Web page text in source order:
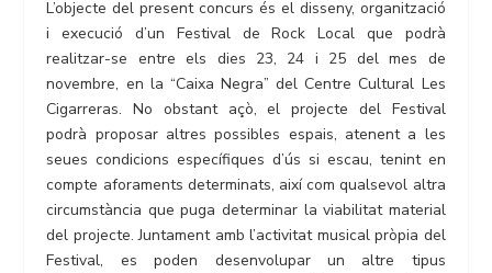
L’objecte del present concurs és el disseny, organització
i execució d’un Festival de Rock Local que podrà
realitzar-se entre els dies 23, 24 i 25 del mes de
novembre, en la “Caixa Negra” del Centre Cultural Les
Cigarreras. No obstant açò, el projecte del Festival
podrà proposar altres possibles espais, atenent a les
seues condicions específiques d’ús si escau, tenint en
compte aforaments determinats, així com qualsevol altra
circumstància que puga determinar la viabilitat material
del projecte. Juntament amb l’activitat musical pròpia del
Festival, es poden desenvolupar un altre tipus